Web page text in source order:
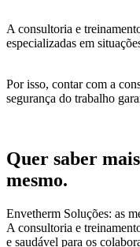
A consultoria e
especializadas em
Por isso, contar com a
segurança do trabalho
Quer saber
mesmo.
Envetherm Soluções: as
A consultoria e
e saudável para os